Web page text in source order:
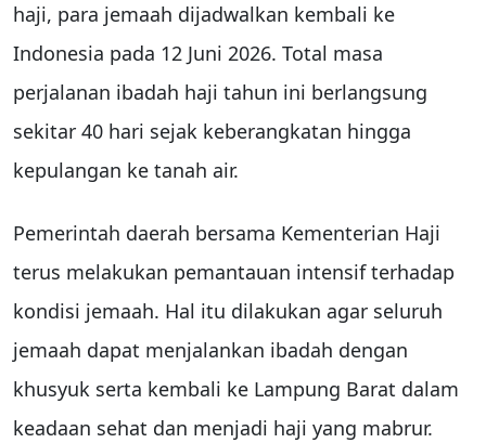
haji, para jemaah dijadwalkan kembali ke
Indonesia pada 12 Juni 2026. Total masa
perjalanan ibadah haji tahun ini berlangsung
sekitar 40 hari sejak keberangkatan hingga
kepulangan ke tanah air.
Pemerintah daerah bersama Kementerian Haji
terus melakukan pemantauan intensif terhadap
kondisi jemaah. Hal itu dilakukan agar seluruh
jemaah dapat menjalankan ibadah dengan
khusyuk serta kembali ke Lampung Barat dalam
keadaan sehat dan menjadi haji yang mabrur.